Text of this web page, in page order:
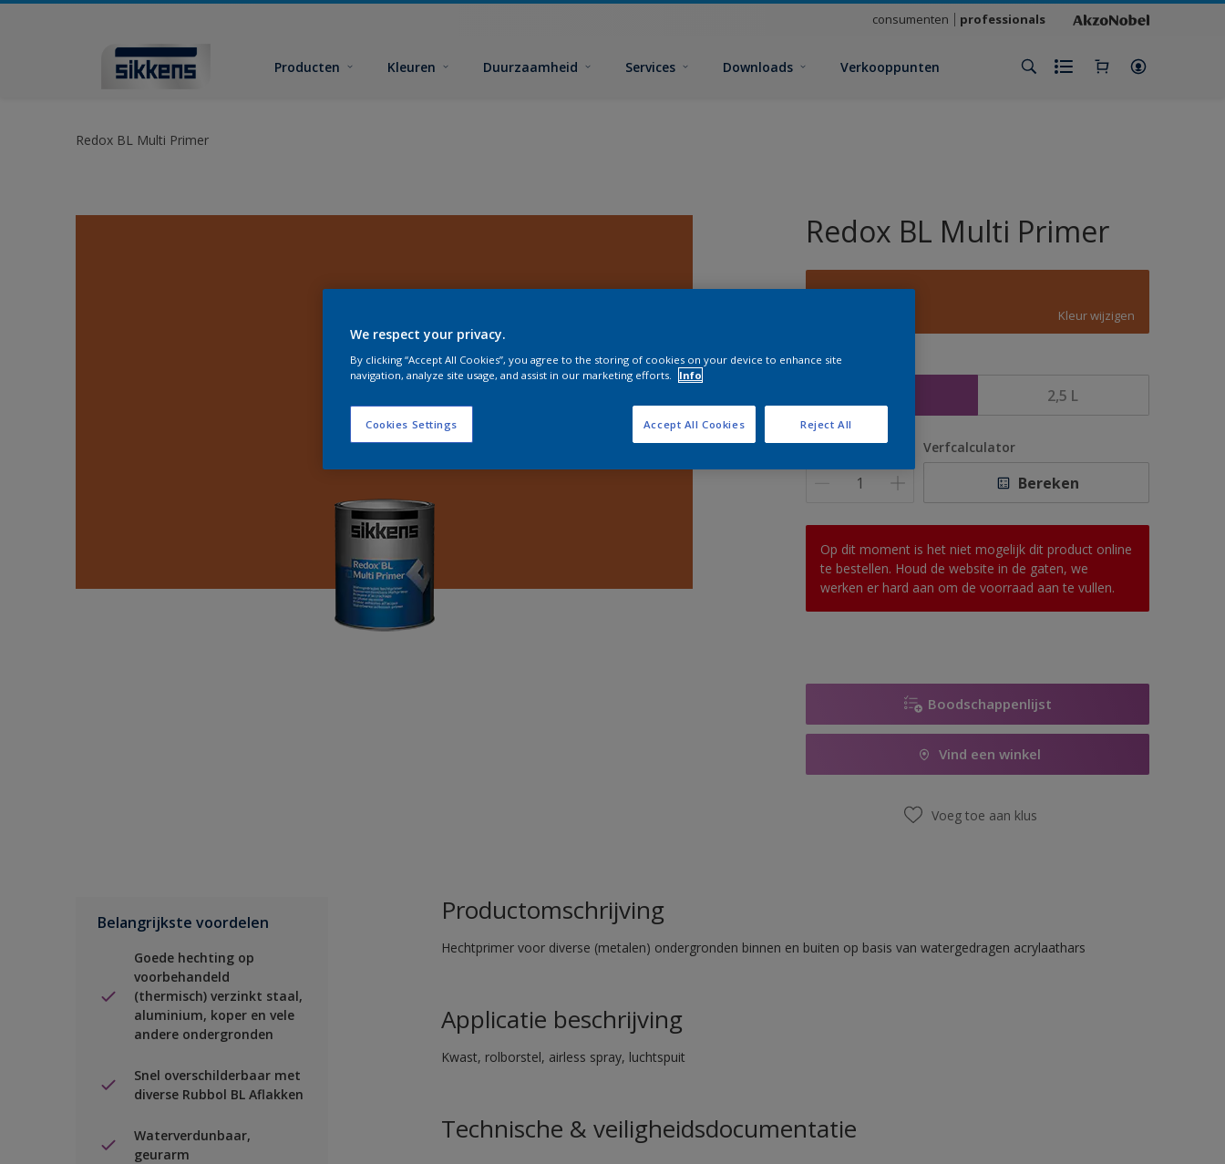
consumenten professionals
Producten Kleuren Duurzaamheid Services Downloads Verkooppunten
Redox BL Multi Primer
Redox BL Multi Primer
D6.57.45
Kleur wijzigen
Grootte
2,5 L
Aantal Verfcalculator
Bereken
Op dit moment is het niet mogelijk dit product online
te bestellen. Houd de website in de gaten, we
werken er hard aan om de voorraad aan te vullen.
Boodschappenlijst
Vind een winkel
Voeg toe aan klus
Belangrijkste voordelen
Goede hechting op
voorbehandeld
(thermisch) verzinkt staal,
aluminium, koper en vele
andere ondergronden
Snel overschilderbaar met
diverse Rubbol BL Aflakken
Waterverdunbaar,
geurarm
Productomschrijving
Hechtprimer voor diverse (metalen) ondergronden binnen en buiten op basis van watergedragen acrylaathars
Applicatie beschrijving
Kwast, rolborstel, airless spray, luchtspuit
Technische & veiligheidsdocumentatie
We respect your privacy.
By clicking “Accept All Cookies”, you agree to the storing of cookies on your device to enhance site
navigation, analyze site usage, and assist in our marketing efforts.
Info
Cookies Settings Reject All
Accept All Cookies